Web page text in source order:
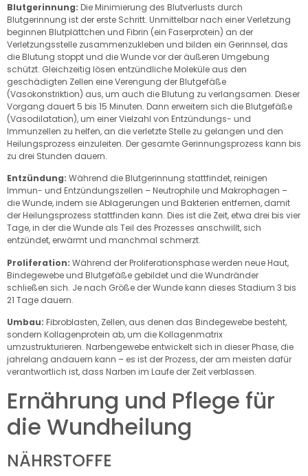
Blutgerinnung: Die Minimierung des Blutverlusts durch
Blutgerinnung ist der erste Schritt. Unmittelbar nach einer Verletzung
beginnen Blutplättchen und Fibrin (ein Faserprotein) an der
Verletzungsstelle zusammenzukleben und bilden ein Gerinnsel, das
die Blutung stoppt und die Wunde vor der äußeren Umgebung
schützt. Gleichzeitig lösen entzündliche Moleküle aus den
geschädigten Zellen eine Verengung der Blutgefäße
(Vasokonstriktion) aus, um auch die Blutung zu verlangsamen. Dieser
Vorgang dauert 5 bis 15 Minuten. Dann erweitern sich die Blutgefäße
(Vasodilatation), um einer Vielzahl von Entzündungs- und
Immunzellen zu helfen, an die verletzte Stelle zu gelangen und den
Heilungsprozess einzuleiten. Der gesamte Gerinnungsprozess kann bis
zu drei Stunden dauern.
Entzündung: Während die Blutgerinnung stattfindet, reinigen
Immun- und Entzündungszellen – Neutrophile und Makrophagen –
die Wunde, indem sie Ablagerungen und Bakterien entfernen, damit
der Heilungsprozess stattfinden kann. Dies ist die Zeit, etwa drei bis vier
Tage, in der die Wunde als Teil des Prozesses anschwillt, sich
entzündet, erwärmt und manchmal schmerzt.
Proliferation: Während der Proliferationsphase werden neue Haut,
Bindegewebe und Blutgefäße gebildet und die Wundränder
schließen sich. Je nach Größe der Wunde kann dieses Stadium 3 bis
21 Tage dauern.
Umbau: Fibroblasten, Zellen, aus denen das Bindegewebe besteht,
sondern Kollagenprotein ab, um die Kollagenmatrix
umzustrukturieren. Narbengewebe entwickelt sich in dieser Phase, die
jahrelang andauern kann – es ist der Prozess, der am meisten dafür
verantwortlich ist, dass Narben im Laufe der Zeit verblassen.
Ernährung und Pflege für
die Wundheilung
NÄHRSTOFFE